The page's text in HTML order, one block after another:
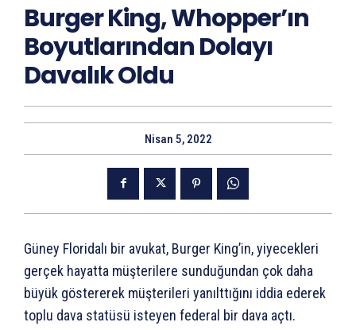
Burger King, Whopper’ın
Boyutlarından Dolayı
Davalık Oldu
Nisan 5, 2022
Güney Floridalı bir avukat, Burger King’in, yiyecekleri
gerçek hayatta müşterilere sunduğundan çok daha
büyük göstererek müşterileri yanılttığını iddia ederek
toplu dava statüsü isteyen federal bir dava açtı.